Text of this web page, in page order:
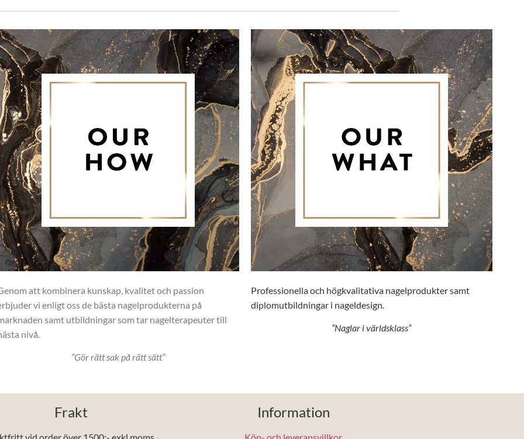
att kombinera kunskap, kvalitet och passion
vi enligt oss de bästa nagelprodukterna på
samt utbildningar som tar nagelterapeuter till
nivå.
”Gör rätt sak på rätt sätt”
Professionella och högkvalitativa nagelprodukter samt
diplomutbildningar i nageldesign.
”Naglar i världsklass”
Frakt
vid order över 1500:- exkl moms.
Information
Köp- och leveransvillkor